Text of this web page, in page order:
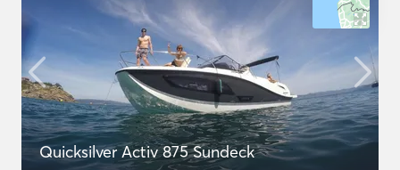
Quicksilver Activ 875 Sundeck